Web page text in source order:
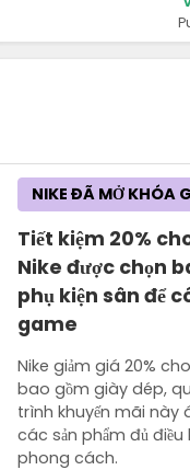
Tiết kiệm 20%
Nike được chọn
phụ kiện sân để
game
Nike giảm giá 20%
bao gồm giày dép,
trình khuyến mãi này
các sản phẩm đủ điều
phong cách.
NIKE ĐÃ MỞ KHÓA